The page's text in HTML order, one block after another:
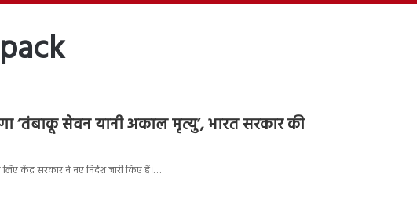
सेवन यानी अकाल मृत्यु’, भारत सरकार की
केंद्र सरकार ने नए निर्देश जारी किए हैं।…